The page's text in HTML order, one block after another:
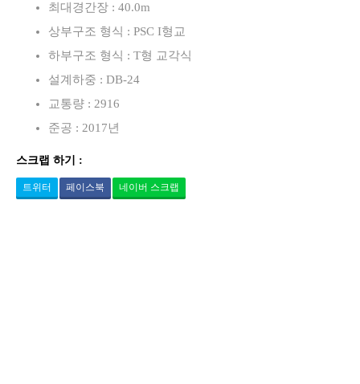
최대경간장 : 40.0m
상부구조 형식 : PSC I형교
하부구조 형식 : T형 교각식
설계하중 : DB-24
교통량 : 2916
준공 : 2017년
스크랩 하기 :
트위터 페이스북 네이버 스크랩